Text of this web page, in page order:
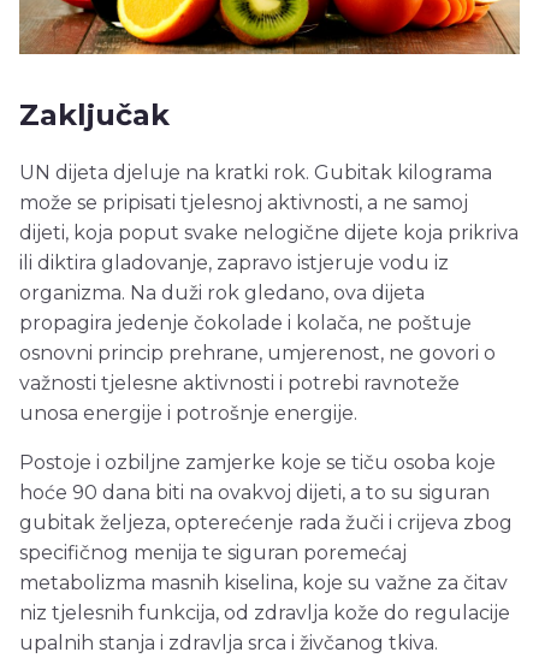
Zaključak
UN dijeta djeluje na kratki rok. Gubitak kilograma
može se pripisati tjelesnoj aktivnosti, a ne samoj
dijeti, koja poput svake nelogične dijete koja prikriva
ili diktira gladovanje, zapravo istjeruje vodu iz
organizma. Na duži rok gledano, ova dijeta
propagira jedenje čokolade i kolača, ne poštuje
osnovni princip prehrane, umjerenost, ne govori o
važnosti tjelesne aktivnosti i potrebi ravnoteže
unosa energije i potrošnje energije.
Postoje i ozbiljne zamjerke koje se tiču osoba koje
hoće 90 dana biti na ovakvoj dijeti, a to su siguran
gubitak željeza, opterećenje rada žuči i crijeva zbog
specifičnog menija te siguran poremećaj
metabolizma masnih kiselina, koje su važne za čitav
niz tjelesnih funkcija, od zdravlja kože do regulacije
upalnih stanja i zdravlja srca i živčanog tkiva.